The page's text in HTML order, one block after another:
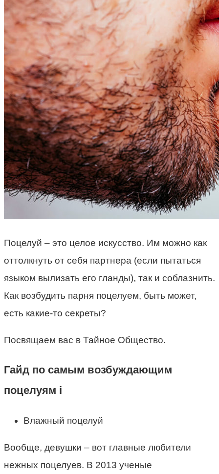
Поцелуй – это целое искусство. Им можно как
оттолкнуть от себя партнера (если пытаться
языком вылизать его гланды), так и соблазнить.
Как возбудить парня поцелуем, быть может,
есть какие-то секреты?
Посвящаем вас в Тайное Общество.
Гайд по самым возбуждающим
поцелуям i
Влажный поцелуй
Вообще, девушки – вот главные любители
нежных поцелуев. В 2013 ученые